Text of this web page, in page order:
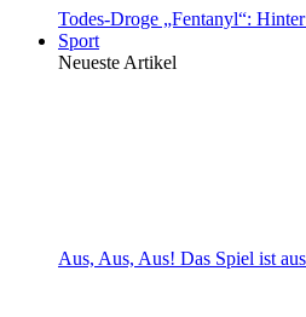
Todes-Droge „Fentanyl“:
Sport
Neueste Artikel
Aus, Aus, Aus! Das Spiel ist